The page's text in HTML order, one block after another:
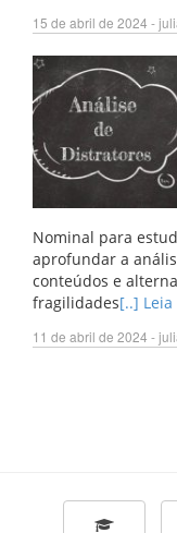
15 de abril de 2024 -
Nominal para
aprofundar a
conteúdos e
fragilidades[..]
11 de abril de 2024 -